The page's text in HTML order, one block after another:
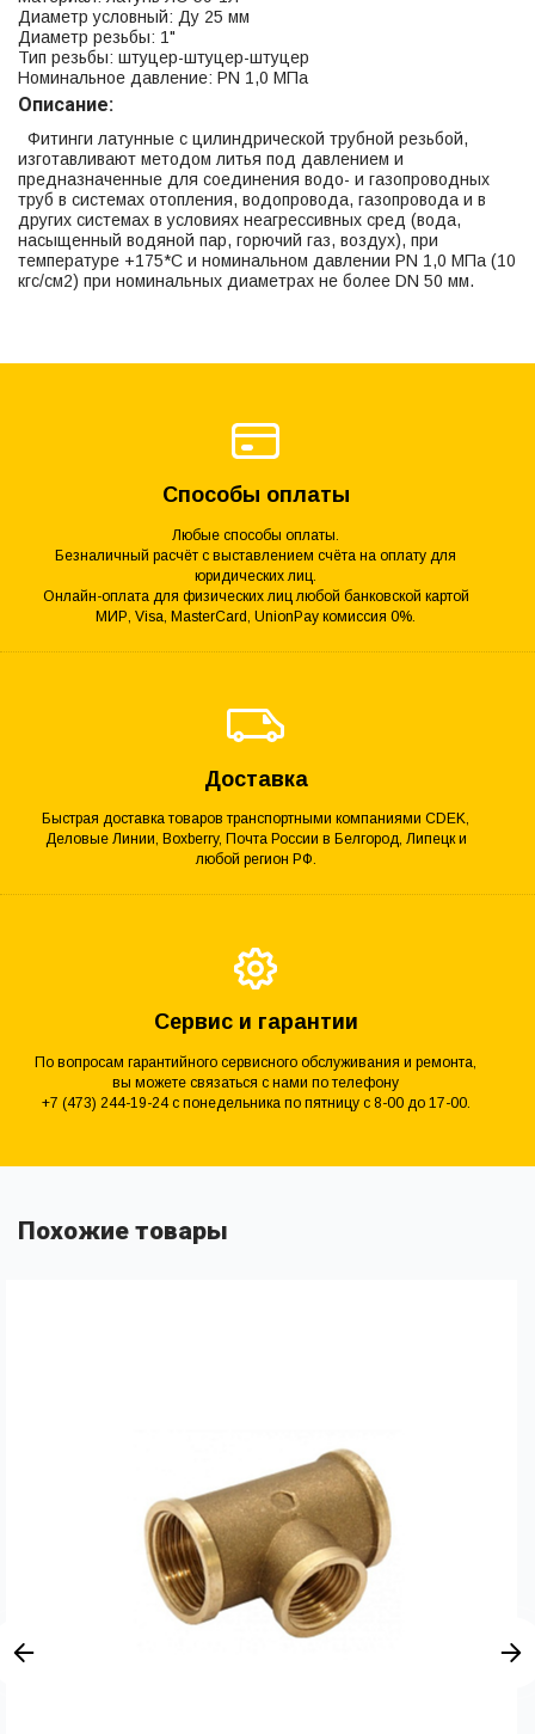
Диаметр условный: Ду 25 мм
Диаметр резьбы: 1"
Тип резьбы: штуцер-штуцер-штуцер
Номинальное давление: PN 1,0 МПа
Описание:
Фитинги латунные с цилиндрической трубной резьбой,
изготавливают методом литья под давлением и
предназначенные для соединения водо- и газопроводных
труб в системах отопления, водопровода, газопровода и в
других системах в условиях неагрессивных сред (вода,
насыщенный водяной пар, горючий газ, воздух), при
температуре +175*С и номинальном давлении PN 1,0 МПа (10
кгс/см2) при номинальных диаметрах не более DN 50 мм.
Способы оплаты
Любые способы оплаты.
Безналичный расчёт с выставлением счёта на оплату для
юридических лиц.
Онлайн-оплата для физических лиц любой банковской картой
МИР, Visa, MasterCard, UnionPay комиссия 0%.
Доставка
Быстрая доставка товаров транспортными компаниями CDEK,
Деловые Линии, Boxberry, Почта России в Белгород, Липецк и
любой регион РФ.
Сервис и гарантии
По вопросам гарантийного сервисного обслуживания и ремонта,
вы можете связаться с нами по телефону
+7 (473) 244-19-24 с понедельника по пятницу с 8-00 до 17-00.
Похожие товары